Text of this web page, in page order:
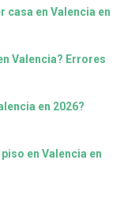
casa en Valencia en
Valencia? Errores
en 2026?
en Valencia en